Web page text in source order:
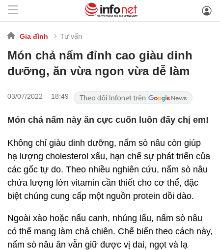
Gia đình Tư vấn
Món chả nấm đỉnh cao giàu dinh
dưỡng, ăn vừa ngon vừa dễ làm
03/07/2022 - 18:49
Món chả nấm này ăn cực cuốn luôn đấy chị em!
Không chỉ giàu dinh dưỡng, nấm sò nâu còn giúp
hạ lượng cholesterol xấu, hạn chế sự phát triển của
các gốc tự do. Theo nhiều nghiên cứu, nấm sò nâu
chứa lượng lớn vitamin cần thiết cho cơ thể, đặc
biệt chúng cung cấp một nguồn protein dồi dào.
Ngoài xào hoặc nấu canh, nhúng lẩu, nấm sò nâu
có thể mang làm chả chiên. Chế biến theo cách này,
nấm sò nâu ăn vẫn giữ được vị dai, ngọt và lạ